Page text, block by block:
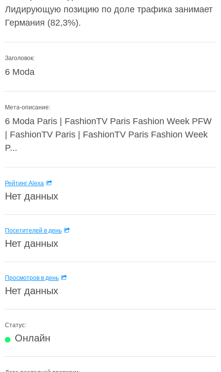
Лидирующую позицию по доле трафика занимает
Германия (82,3%).
Заголовок:
6 Moda
Мета-описание:
6 Moda Paris | FashionTV Paris Fashion Week PFW
| FashionTV Paris | FashionTV Paris Fashion Week
P...
Рейтинг Alexa
Нет данных
Посетителей в день
Нет данных
Просмотров в день
Нет данных
Статус:
Онлайн